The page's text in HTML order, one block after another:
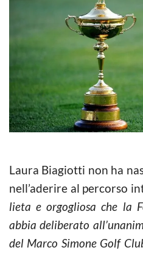
Laura Biagiotti non ha
nell’aderire al percorso
lieta e orgogliosa che la
abbia deliberato
del Marco Simone Golf